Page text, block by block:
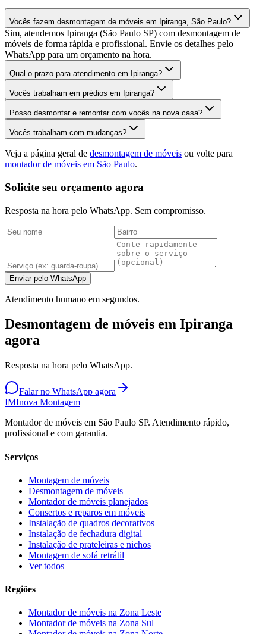
Vocês fazem desmontagem de móveis em Ipiranga, São Paulo?
Sim, atendemos Ipiranga (São Paulo SP) com desmontagem de
móveis de forma rápida e profissional. Envie os detalhes pelo
WhatsApp para um orçamento na hora.
Qual o prazo para atendimento em Ipiranga?
Vocês trabalham em prédios em Ipiranga?
Posso desmontar e remontar com vocês na nova casa?
Vocês trabalham com mudanças?
Veja a página geral de desmontagem de móveis ou volte para
montador de móveis em São Paulo.
Solicite seu orçamento agora
Resposta na hora pelo WhatsApp. Sem compromisso.
Enviar pelo WhatsApp
Atendimento humano em segundos.
Desmontagem de móveis em Ipiranga
agora
Resposta na hora pelo WhatsApp.
Falar no WhatsApp agora
IMInova Montagem
Montador de móveis em São Paulo SP. Atendimento rápido,
profissional e com garantia.
Serviços
Montagem de móveis
Desmontagem de móveis
Montador de móveis planejados
Consertos e reparos em móveis
Instalação de quadros decorativos
Instalação de fechadura digital
Instalação de prateleiras e nichos
Montagem de sofá retrátil
Ver todos
Regiões
Montador de móveis na Zona Leste
Montador de móveis na Zona Sul